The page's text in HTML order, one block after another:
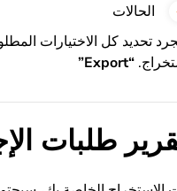
الحالات
تحديد كل الاختيارات
“Export”
طلبات